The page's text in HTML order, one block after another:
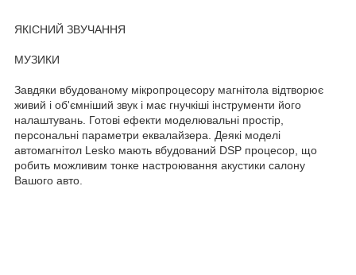
ЯКІСНИЙ ЗВУЧАННЯ
МУЗИКИ
Завдяки вбудованому мікропроцесору магнітола відтворює
живий і об'ємніший звук і має гнучкіші інструменти його
налаштувань. Готові ефекти моделювальні простір,
персональні параметри еквалайзера. Деякі моделі
автомагнітол Lesko мають вбудований DSP процесор, що
робить можливим тонке настроювання акустики салону
Вашого авто.